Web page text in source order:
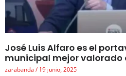
José Luis Alfaro es el
municipal mejor valorado
zarabanda 19 junio, 2025